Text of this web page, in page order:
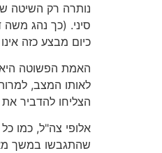
נותרה רק השיטה
סיני. (כך נהג
כיום מבצע כזה
האמת הפשוטה היא
לאותו המצב,
הצליחו להדביר
אלופי צה"ל, כמו
שהתגבשו במשך